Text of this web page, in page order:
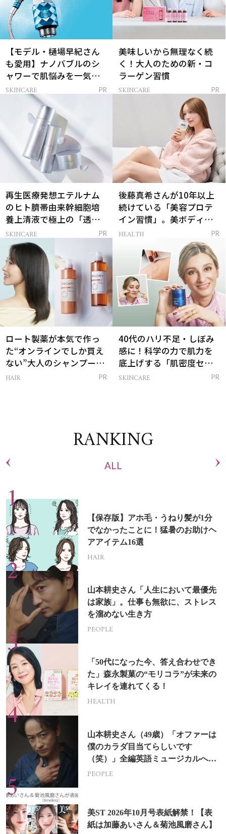
【モデル・樋場早紀さん
も愛用】ナノバブルのシ
ャワーで肌悩みを一気に
解決
SKINCARE PR
美味しいから無理なく続
く！大人のための新・コ
ラーゲン習慣
SKINCARE PR
再生医療発想エテルナム
のヒト臍帯由来幹細胞培
養上清液で極上の「透明
感ハリ肌」へ
SKINCARE PR
後藤真希さんが10年以上
続けている「美容プロテ
イン習慣」。美ボディを
支える朝ルーティンと
HEALTH PR
ロート製薬が本気で作っ
た“オンラインでしか買え
ない”大人のシャンプー＆
トリートメントって？
HAIR PR
40代のハリ不足・しぼみ
感に！科学の力で肌力を
底上げする「肌密度セラ
ム」
SKINCARE PR
RANKING
ALL
【保存版】アホ毛・うねり髪が1分
でなかったことに！猛暑のお助けヘ
アアイテム16選
HAIR
山本耕史さん「人生において最優先
は家族」。仕事も無欲に、ストレス
を溜めない生き方
PEOPLE
「50代になった今、答え合わせでき
た」森永製菓の“モリコラ”が未来の
キレイを連れてくる！
HEALTH
山本耕史さん（49歳）「オファーは
僕のカラダ目当てらしいです
（笑）」全編英語ミュージカルへの
挑戦
PEOPLE
美ST 2026年10月号表紙解禁！【表
紙は加藤あいさん＆菊池風磨さん】